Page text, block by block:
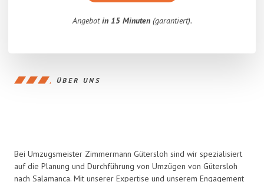
Angebotin 15 Minuten(garantiert).
ÜBER UNS
Bei Umzugsmeister Zimmermann Gütersloh sind wir spezialisiert
auf die Planung und Durchführung von Umzügen von Gütersloh
nach Salamanca. Mit unserer Expertise und unserem Engagement